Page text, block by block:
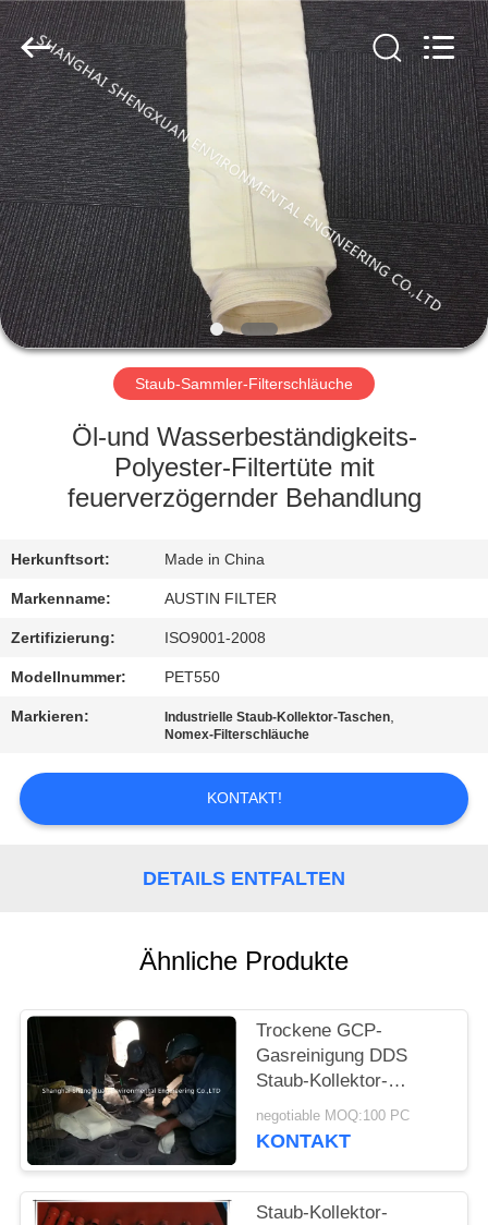
HAUS
PRODUKTE
ÜBER
UNS
FABRIK-
AUSFLUG
QUALITÄTSKONTROLLE
SIE
MIT
UNS
IN
VERBINDUNG
FORDERN
SIE
PRIVACY
POLICY
Co.,LTD.
All
Rights
Reserved.
Developed
by
ECER
Staub-Sammler-Filterschläuche
Öl-und Wasserbeständigkeits-
Polyester-Filtertüte mit
feuerverzögernder Behandlung
Herkunftsort: Made in China
Markenname: AUSTIN FILTER
Zertifizierung: ISO9001-2008
Modellnummer: PET550
Markieren: Industrielle Staub-Kollektor-Taschen,
Nomex-Filterschläuche
KONTAKT!
DETAILS ENTFALTEN
Ähnliche Produkte
Trockene GCP-
Gasreinigung DDS
Staub-Kollektor-
Filtertüten
negotiable MOQ:100 PC
KONTAKT
Staub-Kollektor-